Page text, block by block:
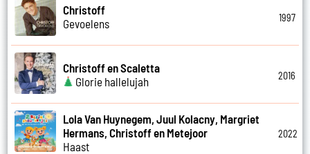
Christoff
Gevoelens
1997
Christoff en Scaletta
Glorie hallelujah
2016
Lola Van Huynegem, Juul Kolacny, Margriet
Hermans, Christoff en Metejoor
Haast
2022